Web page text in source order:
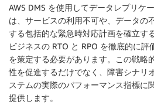
AWS DMS を使用してデータレプリケ
は、サービスの利用不可や、データの
する包括的な緊急時対応計画を確立す
ビジネスの RTO と RPO を徹底的に評
を策定する必要があります。この戦略
性を促進するだけでなく、障害シナリ
ステムの実際のパフォーマンス指標に
提供します。